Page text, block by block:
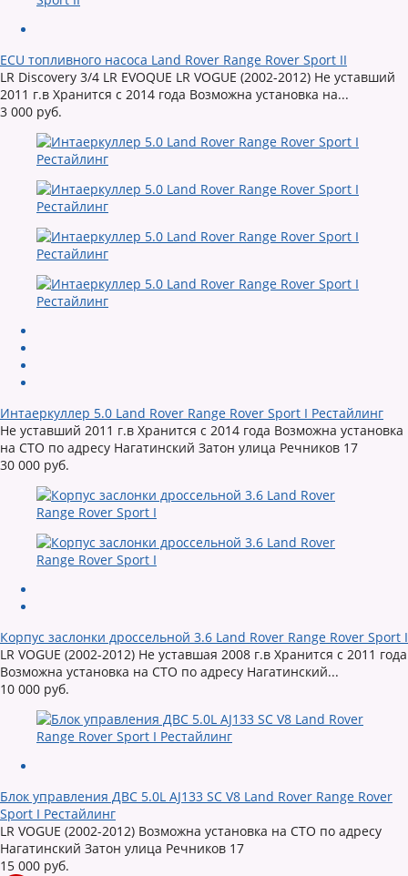
ECU топливного насоса Land Rover Range Rover Sport II
LR Discovery 3/4 LR EVOQUE LR VOGUE (2002-2012) Не уставший
2011 г.в Хранится с 2014 года Возможна установка на...
3 000 руб.
Интаеркуллер 5.0 Land Rover Range Rover Sport I Рестайлинг
Не уставший 2011 г.в Хранится с 2014 года Возможна установка
на СТО по адресу Нагатинский Затон улица Речников 17
30 000 руб.
Корпус заслонки дроссельной 3.6 Land Rover Range Rover Sport I
LR VOGUE (2002-2012) Не уставшая 2008 г.в Хранится с 2011 года
Возможна установка на СТО по адресу Нагатинский...
10 000 руб.
Блок управления ДВС 5.0L AJ133 SC V8 Land Rover Range Rover
Sport I Рестайлинг
LR VOGUE (2002-2012) Возможна установка на СТО по адресу
Нагатинский Затон улица Речников 17
15 000 руб.